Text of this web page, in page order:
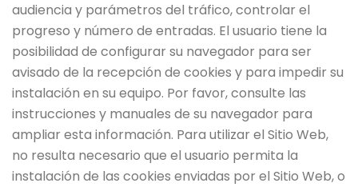
audiencia y parámetros del tráfico, controlar el
progreso y número de entradas. El usuario tiene la
posibilidad de configurar su navegador para ser
avisado de la recepción de cookies y para impedir su
instalación en su equipo. Por favor, consulte las
instrucciones y manuales de su navegador para
ampliar esta información. Para utilizar el Sitio Web,
no resulta necesario que el usuario permita la
instalación de las cookies enviadas por el Sitio Web, o